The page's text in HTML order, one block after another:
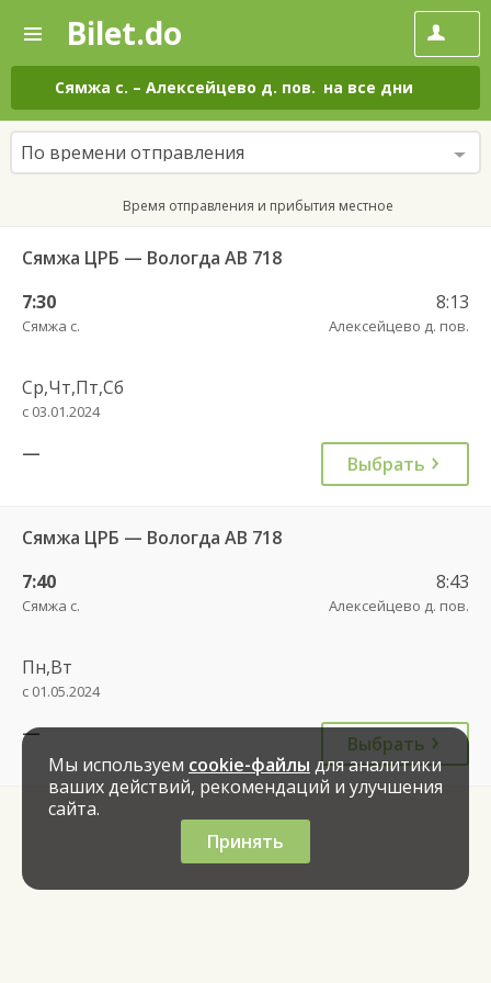
—
Поиск
и
покупка
билетов
на
автобус
онлайн
Bilet.do
Сямжа с. – Алексейцево д. пов. на все дни
По времени отправления
Время отправления и прибытия местное
Сямжа ЦРБ — Вологда АВ 718
7:30
Сямжа с.
8:13
Алексейцево д. пов.
Ср,Чт,Пт,Сб
с 03.01.2024
— Выбрать
Сямжа ЦРБ — Вологда АВ 718
7:40
Сямжа с.
8:43
Алексейцево д. пов.
Пн,Вт
с 01.05.2024
—
Выбрать
Мы используем cookie-файлы для аналитики
ваших действий, рекомендаций и улучшения
сайта.
Принять